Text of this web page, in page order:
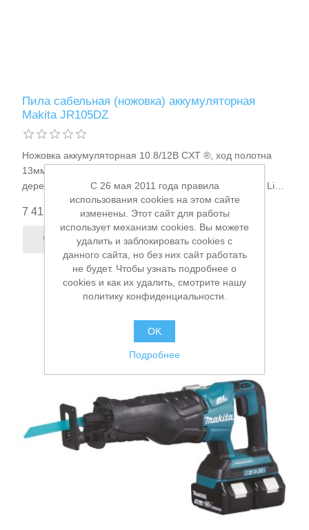
Для плиточных работ
Ручной инструмент
Пила сабельная (ножовка) аккумуляторная
Makita JR105DZ
Ножовка аккумуляторная 10.8/12В CXT ®, ход полотна
13мм, холостой ход 0-3300мин, метал.труба 50мм,
дерево до 50мм, универсальное крепление полотна, Li-
ion (без аккум), 1.3кг Makita JR105DZ
7 412,00 ₽
C 26 мая 2011 года правила
использования cookies на этом сайте
изменены. Этот сайт для работы
использует механизм cookies. Вы можете
удалить и заблокировать cookies с
данного сайта, но без них сайт работать
не будет. Чтобы узнать подробнее о
cookies и как их удалить, смотрите нашу
политику конфиденциальности.
OK
Подробнее